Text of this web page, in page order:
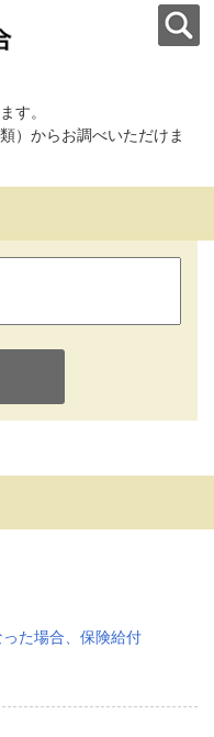
す。
）からお調べいただけま
た場合、保険給付